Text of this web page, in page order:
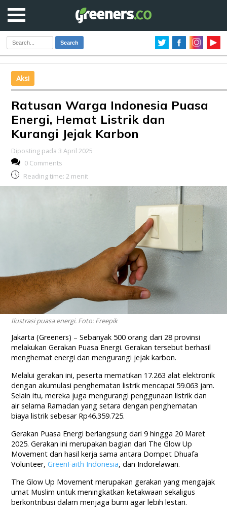
Search
Aksi
Ratusan Warga Indonesia Puasa
Energi, Hemat Listrik dan
Kurangi Jejak Karbon
Diposting pada 3 April 2025
0 Comments
Reading time: 2 menit
Ilustrasi puasa energi. Foto: Freepik
Jakarta (Greeners) – Sebanyak 500 orang dari 28 provinsi
melakukan Gerakan Puasa Energi. Gerakan tersebut berhasil
menghemat energi dan mengurangi jejak karbon.
Melalui gerakan ini, peserta mematikan 17.263 alat elektronik
dengan akumulasi penghematan listrik mencapai 59.063 jam.
Selain itu, mereka juga mengurangi penggunaan listrik dan
air selama Ramadan yang setara dengan penghematan
biaya listrik sebesar Rp46.359.725.
Gerakan Puasa Energi berlangsung dari 9 hingga 20 Maret
2025. Gerakan ini merupakan bagian dari The Glow Up
Movement dan hasil kerja sama antara Dompet Dhuafa
Volunteer,GreenFaith Indonesia, dan Indorelawan.
The Glow Up Movement merupakan gerakan yang mengajak
umat Muslim untuk meningkatkan ketakwaan sekaligus
berkontribusi dalam menjaga bumi agar lebih lestari.